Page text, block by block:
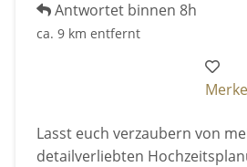
Antwortet binnen 8h
ca. 9 km entfernt
Lasst euch verzaubern von
detailverliebten